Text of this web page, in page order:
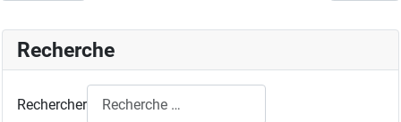
Recherche
Rechercher